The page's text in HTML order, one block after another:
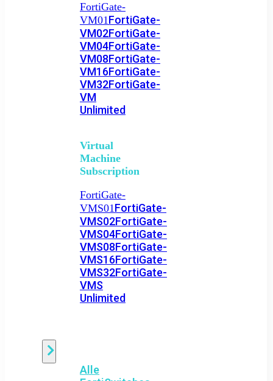
FortiGate-
VM01FortiGate-
VM02FortiGate-
VM04FortiGate-
VM08FortiGate-
VM16FortiGate-
VM32FortiGate-
VM
Unlimited
Virtual
Machine
Subscription
FortiGate-
VMS01FortiGate-
VMS02FortiGate-
VMS04FortiGate-
VMS08FortiGate-
VMS16FortiGate-
VMS32FortiGate-
VMS
Unlimited
Alle